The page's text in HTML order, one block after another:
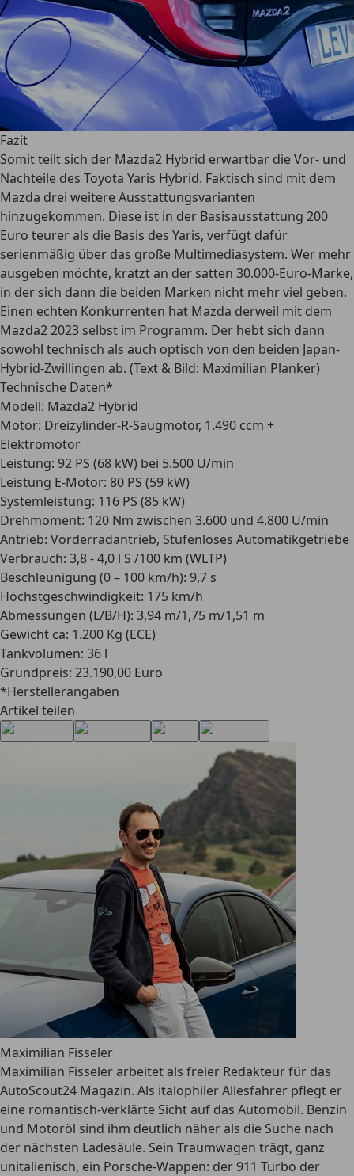
Fazit
Somit teilt sich der Mazda2 Hybrid erwartbar die Vor- und
Nachteile des Toyota Yaris Hybrid. Faktisch sind mit dem
Mazda drei weitere Ausstattungsvarianten
hinzugekommen. Diese ist in der Basisausstattung 200
Euro teurer als die Basis des Yaris, verfügt dafür
serienmäßig über das große Multimediasystem. Wer mehr
ausgeben möchte, kratzt an der satten 30.000-Euro-Marke,
in der sich dann die beiden Marken nicht mehr viel geben.
Einen echten Konkurrenten hat Mazda derweil mit dem
Mazda2 2023 selbst im Programm. Der hebt sich dann
sowohl technisch als auch optisch von den beiden Japan-
Hybrid-Zwillingen ab. (Text & Bild: Maximilian Planker)
Technische Daten*
Modell: Mazda2 Hybrid
Motor: Dreizylinder-R-Saugmotor, 1.490 ccm +
Elektromotor
Leistung: 92 PS (68 kW) bei 5.500 U/min
Leistung E-Motor: 80 PS (59 kW)
Systemleistung: 116 PS (85 kW)
Drehmoment: 120 Nm zwischen 3.600 und 4.800 U/min
Antrieb: Vorderradantrieb, Stufenloses Automatikgetriebe
Verbrauch: 3,8 - 4,0 l S /100 km (WLTP)
Beschleunigung (0 – 100 km/h): 9,7 s
Höchstgeschwindigkeit: 175 km/h
Abmessungen (L/B/H): 3,94 m/1,75 m/1,51 m
Gewicht ca: 1.200 Kg (ECE)
Tankvolumen: 36 l
Grundpreis: 23.190,00 Euro
*Herstellerangaben
Artikel teilen
Maximilian Fisseler
Maximilian Fisseler arbeitet als freier Redakteur für das
AutoScout24 Magazin. Als italophiler Allesfahrer pflegt er
eine romantisch-verklärte Sicht auf das Automobil. Benzin
und Motoröl sind ihm deutlich näher als die Suche nach
der nächsten Ladesäule. Sein Traumwagen trägt, ganz
unitalienisch, ein Porsche-Wappen: der 911 Turbo der